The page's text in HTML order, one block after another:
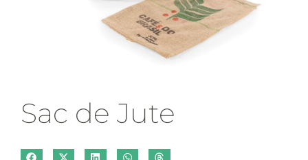
Sac de Jute